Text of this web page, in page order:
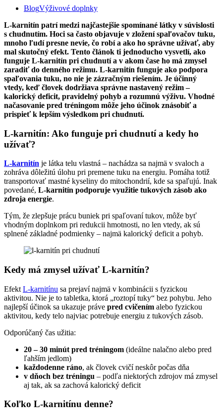
BlogVýživové doplnky
L-karnitín patrí medzi najčastejšie spomínané látky v súvislosti
s chudnutím. Hoci sa často objavuje v zložení spaľovačov tuku,
mnoho ľudí presne nevie, čo robí a ako ho správne užívať, aby
mal skutočný efekt. Tento článok ti jednoducho vysvetlí, ako
funguje L-karnitín pri chudnutí a v akom čase ho má zmysel
zaradiť do denného režimu. L-karnitín funguje ako podpora
spaľovania tuku, no nie je zázračným riešením. Je účinný
vtedy, keď človek dodržiava správne nastavený režim –
kalorický deficit, pravidelný pohyb a rozumnú výživu. Vhodné
načasovanie pred tréningom môže jeho účinok znásobiť a
prispieť k lepším výsledkom pri chudnutí.
L-karnitín: Ako funguje pri chudnutí a kedy ho
užívať?
L-karnitín je látka telu vlastná – nachádza sa najmä v svaloch a
zohráva dôležitú úlohu pri premene tuku na energiu. Pomáha totiž
transportovať mastné kyseliny do mitochondrií, kde sa spaľujú. Inak
povedané, L-karnitín podporuje využitie tukových zásob ako
zdroja energie.
Tým, že zlepšuje prácu buniek pri spaľovaní tukov, môže byť
vhodným doplnkom pri redukcii hmotnosti, no len vtedy, ak sú
splnené základné podmienky – najmä kalorický deficit a pohyb.
Kedy má zmysel užívať L-karnitín?
Efekt L-karnitínu sa prejaví najmä v kombinácii s fyzickou
aktivitou. Nie je to tabletka, ktorá „roztopí tuky“ bez pohybu. Jeho
najlepší účinok sa ukazuje práve pred cvičením alebo fyzickou
aktivitou, kedy telo najviac potrebuje energiu z tukových zásob.
Odporúčaný čas užitia:
20 – 30 minút pred tréningom (ideálne nalačno alebo pred
ľahším jedlom)
každodenne ráno, ak človek cvičí neskôr počas dňa
v dňoch bez tréningu – podľa niektorých zdrojov má zmysel
aj tak, ak sa zachová kalorický deficit
Koľko L-karnitínu denne?